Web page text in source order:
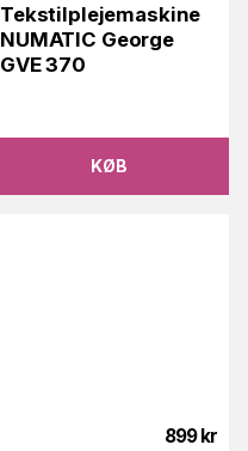
Tekstilplejemaskine
NUMATIC George
GVE 370
KØB
899 kr